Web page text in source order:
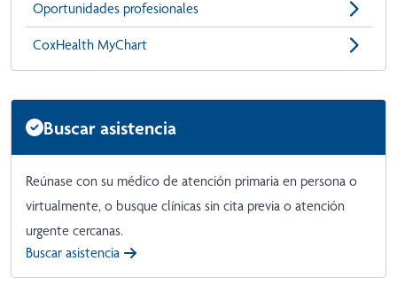
Oportunidades profesionales
CoxHealth MyChart
Buscar asistencia
Reúnase con su médico de atención primaria en persona o
virtualmente, o busque clínicas sin cita previa o atención
urgente cercanas.
Buscar asistencia